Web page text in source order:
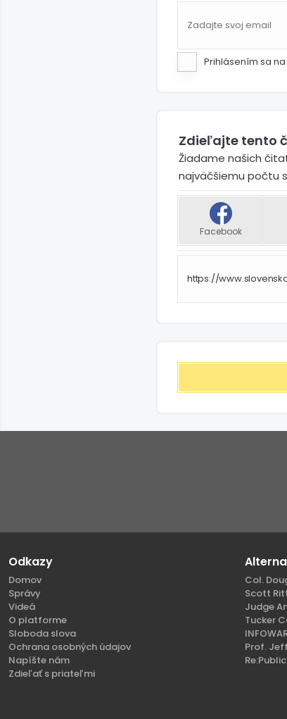
Prihlásením sa
Zdieľajte tento
Žiadame našich
najväčšiemu počtu
Facebook
https://
Odkazy
Domov
Správy
Videá
O platforme
Sloboda slova
Ochrana osobných údajov
Napíšte nám
Zdieľať s priateľmi
Col.
Scott
Judge
Tucker
Prof.
Re:Public